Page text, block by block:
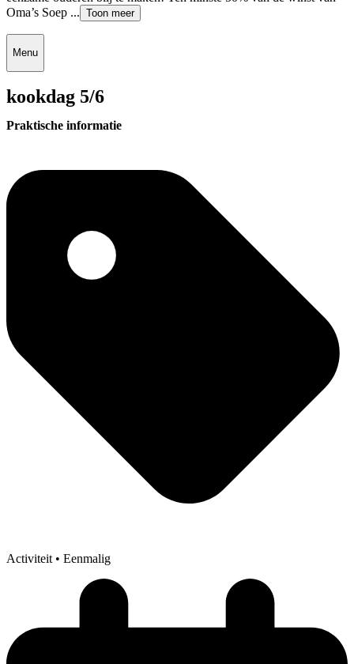
Oma’s Soep ... Toon meer
Menu
kookdag 5/6
Praktische informatie
Activiteit • Eenmalig